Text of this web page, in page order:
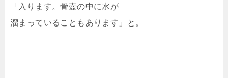
「入ります。骨壺の中に水が
溜まっていることもあります」と。